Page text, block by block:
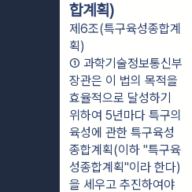
합계획)
제6조(특구육성종합계
획)
① 과학기술정보통신부
장관은 이 법의 목적을
효율적으로 달성하기
위하여 5년마다 특구의
육성에 관한 특구육성
종합계획(이하 "특구육
성종합계획"이라 한다)
을 세우고 추진하여야